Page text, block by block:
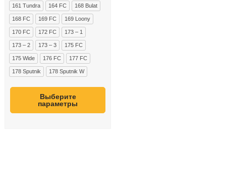
161 Tundra 164 FC 168 Bulat
168 FC 169 FC 169 Loony
170 FC 172 FC 173 – 1
173 – 2 173 – 3 175 FC
175 Wide 176 FC 177 FC
178 Sputnik 178 Sputnik W
Выберите
параметры